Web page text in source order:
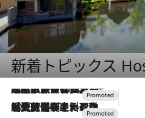
新着トピックス
2026.7.31
【ホテル帰省】という選択肢をOMOが提案。家族とほどよい距離を保つには「昼は実家、夜は気兼ねなくホテルで！」
2026.7.24
【夏限定ディナーコース】旬を迎える稚鮎や花ズッキーニなどをイタリア・トスカーナの郷土料理の手法で満喫！